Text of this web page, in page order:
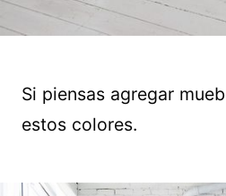
Si piensas agregar
estos colores.